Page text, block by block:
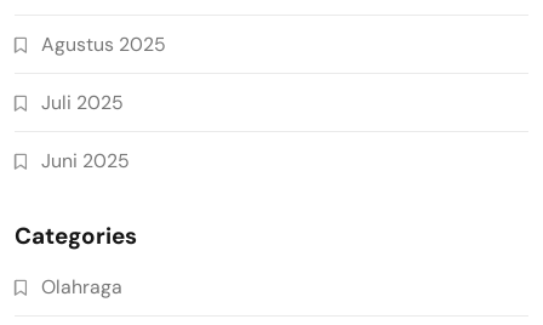
Agustus 2025
Juli 2025
Juni 2025
Categories
Olahraga